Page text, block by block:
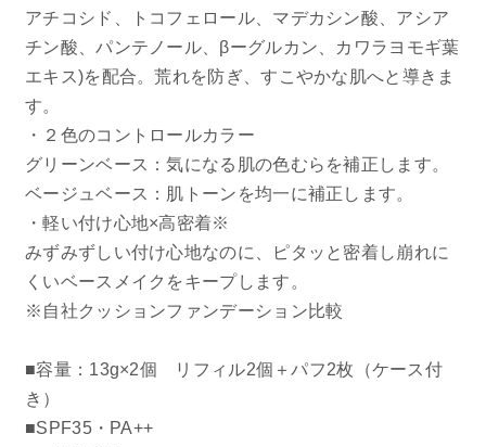
お問い合わせフォーム
お電話でのお問い合わせ
0120-956-100
受付時間 9:00~18:00（土・日曜・祝日除く）
アチコシド、トコフェロール、マデカシン酸、アシア
チン酸、パンテノール、βーグルカン、カワラヨモギ葉
エキス)を配合。荒れを防ぎ、すこやかな肌へと導きま
す。
・２色のコントロールカラー
グリーンベース：気になる肌の色むらを補正します。
ベージュベース：肌トーンを均一に補正します。
・軽い付け心地×高密着※
みずみずしい付け心地なのに、ピタッと密着し崩れに
くいベースメイクをキープします。
※自社クッションファンデーション比較
■容量：13g×2個 リフィル2個＋パフ2枚（ケース付
き）
■SPF35・PA++